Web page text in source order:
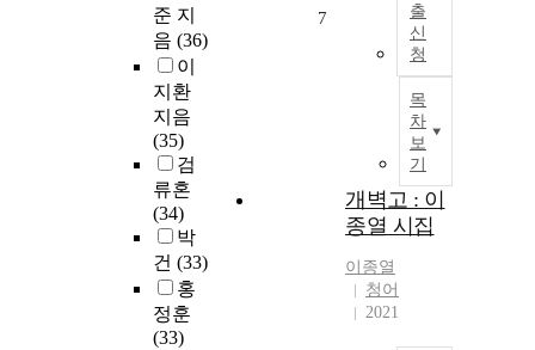
준 지
음 (36)
이
지환
지음
(35)
검
류혼
(34)
박
건 (33)
홍
정훈
(33)
출
신
청
목
차
보
기
7
개벽고 : 이
종열 시집
이종열
청어
2021